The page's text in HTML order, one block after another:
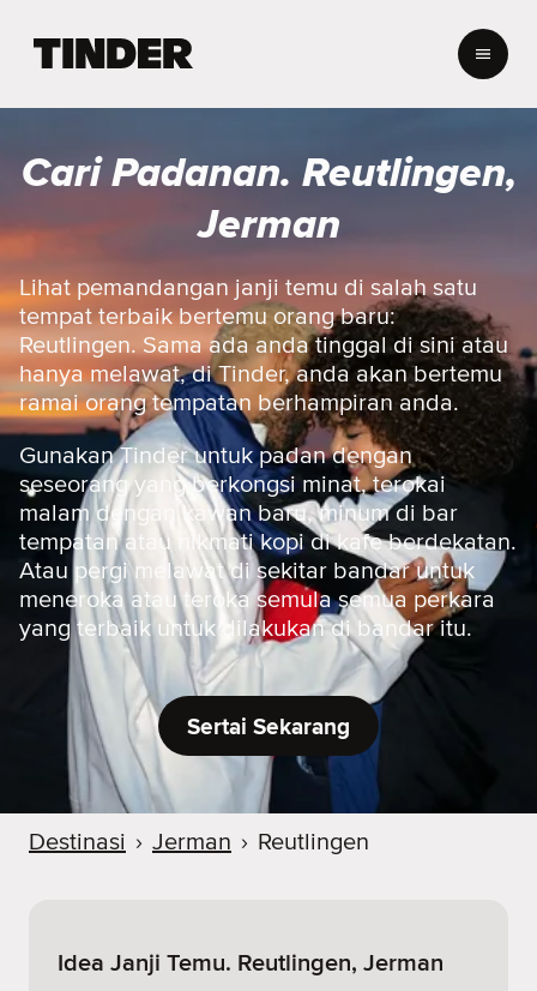
a
U
a
m
a
T
i
n
d
e
r
Cari Padanan. Reutlingen,
Jerman
Lihat pemandangan janji temu di salah satu
tempat terbaik bertemu orang baru:
Reutlingen. Sama ada anda tinggal di sini atau
hanya melawat, di Tinder, anda akan bertemu
ramai orang tempatan berhampiran anda.
Gunakan Tinder untuk padan dengan
seseorang yang berkongsi minat, terokai
malam dengan kawan baru, minum di bar
tempatan atau nikmati kopi di kafe berdekatan.
Atau pergi melawat di sekitar bandar untuk
meneroka atau teroka semula semua perkara
yang terbaik untuk dilakukan di bandar itu.
Sertai Sekarang
Destinasi › Jerman › Reutlingen
Idea Janji Temu. Reutlingen, Jerman